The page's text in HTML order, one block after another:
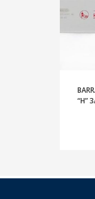
“H”